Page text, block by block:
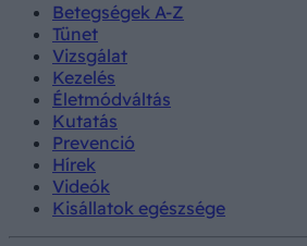
Betegségek A-Z
Tünet
Vizsgálat
Kezelés
Életmódváltás
Kutatás
Prevenció
Hírek
Videók
Kisállatok egészsége